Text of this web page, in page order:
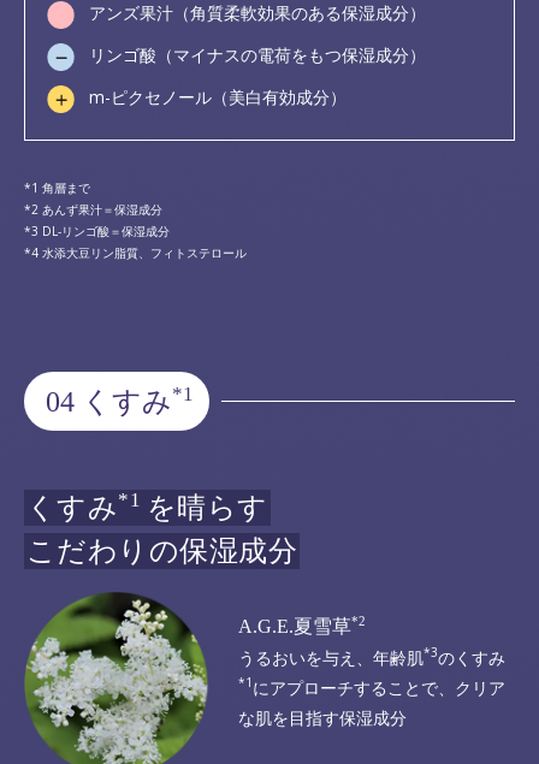
アンズ果汁（角質柔軟効果のある保湿成分）
リンゴ酸（マイナスの電荷をもつ保湿成分）
m-ピクセノール（美白有効成分）
角層まで
あんず果汁＝保湿成分
DL-リンゴ酸＝保湿成分
水添大豆リン脂質、フィトステロール
04 くすみ*1
くすみ*1 を晴らす
こだわりの保湿成分
A.G.E.夏雪草*2
うるおいを与え、年齢肌*3のくすみ
*1 にアプローチすることで、 クリア
な肌を目指す保湿成分